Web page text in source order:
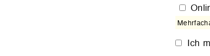
Ich